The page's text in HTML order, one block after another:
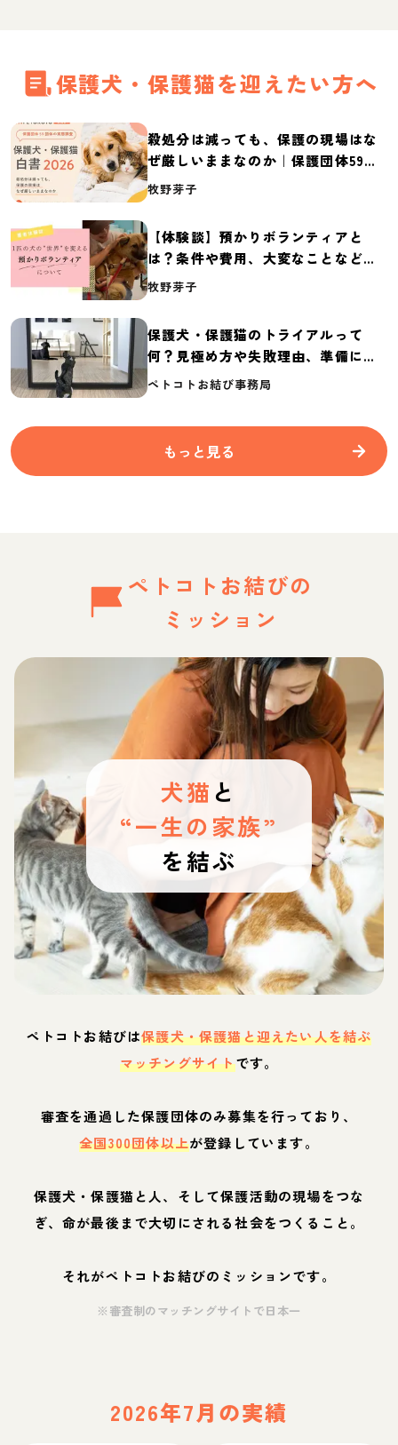
保護犬・保護猫を迎えたい方へ
殺処分は減っても、保護の現場はな
ぜ厳しいままなのか｜保護団体59団
体の実態調査【保護犬・保護猫白書
牧野芽子
【体験談】預かりボランティアと
は？条件や費用、大変なことなど紹
介
牧野芽子
保護犬・保護猫のトライアルって
何？見極め方や失敗理由、準備に必
要なものを紹介
ペトコトお結び事務局
もっと見る
ペトコトお結びの
ミッション
犬猫 と
“一生の家族”
を結ぶ
ペトコトお結びは保護犬・保護猫と迎えたい人を結ぶ
マッチングサイトです。
審査を通過した保護団体のみ募集を行っており、
全国300団体以上が登録しています。
保護犬・保護猫と人、そして保護活動の現場をつな
ぎ、命が最後まで大切にされる社会をつくること。
それがペトコトお結びのミッションです。
※審査制のマッチングサイトで日本一
2026年7月の実績